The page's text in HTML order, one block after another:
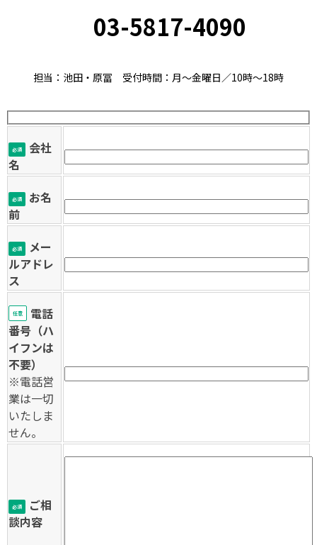
03-5817-4090
担当：池田・原冨 受付時間：月～金曜日／10時～18時
必須
会社
名
必須
お名
前
必須
メー
ルアドレ
ス
任意
電話
番号（ハ
イフンは
不要）
※電話営
業は一切
いたしま
せん。
必須
ご相
談内容